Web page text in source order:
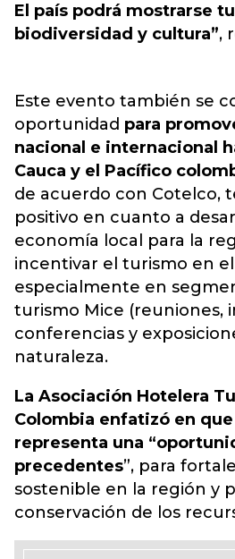
El país podrá mostrarse
biodiversidad y cultura”,
Este evento también se
oportunidad para
nacional e internacional
Cauca y el Pacífico
de acuerdo con Cotelco,
positivo en cuanto a
economía local para la
incentivar el turismo en
especialmente en
turismo Mice (reuniones,
conferencias y
naturaleza.
La Asociación Hotelera
Colombia enfatizó en
representa una
precedentes”, para
sostenible en la región y
conservación de los